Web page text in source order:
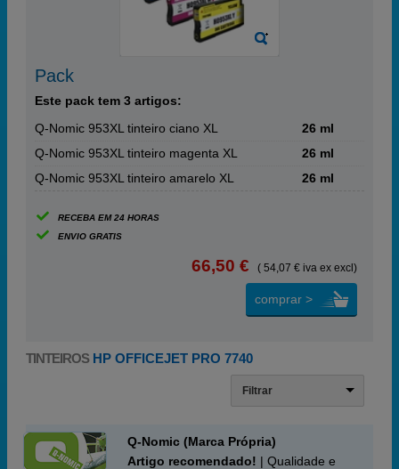
Pack
Este pack tem 3 artigos:
Q-Nomic 953XL tinteiro ciano XL
26 ml
Q-Nomic 953XL tinteiro magenta XL
26 ml
Q-Nomic 953XL tinteiro amarelo XL
26 ml
RECEBA EM 24 HORAS
ENVIO GRATIS
66,50 € ( 54,07 € iva ex excl)
comprar >
TINTEIROS HP OFFICEJET PRO 7740
Filtrar
Q-Nomic (Marca Própria)
Artigo recomendado! | Qualidade e